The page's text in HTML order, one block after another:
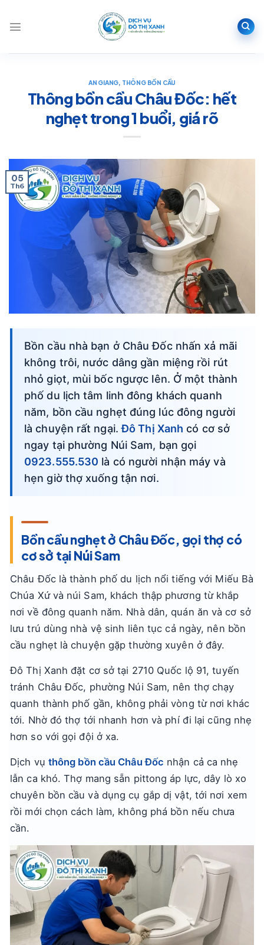
nội
AN GIANG, THÔNG BỒN CẦU
Thông bồn cầu Châu Đốc: hết
nghẹt trong 1 buổi, giá rõ
05
Th6
Bồn cầu nhà bạn ở Châu Đốc nhấn xả mãi
không trôi, nước dâng gần miệng rồi rút
nhỏ giọt, mùi bốc ngược lên. Ở một thành
phố du lịch tâm linh đông khách quanh
năm, bồn cầu nghẹt đúng lúc đông người
là chuyện rất ngại.Đô Thị Xanh có cơ sở
ngay tại phường Núi Sam, bạn gọi
0923.555.530 là có người nhận máy và
hẹn giờ thợ xuống tận nơi.
Bồn cầu nghẹt ở Châu Đốc, gọi thợ có
cơ sở tại Núi Sam
Châu Đốc là thành phố du lịch nổi tiếng với Miếu Bà
Chúa Xứ và núi Sam, khách thập phương từ khắp
nơi về đông quanh năm. Nhà dân, quán ăn và cơ sở
lưu trú dùng nhà vệ sinh liên tục cả ngày, nên bồn
cầu nghẹt là chuyện gặp thường xuyên ở đây.
Đô Thị Xanh đặt cơ sở tại 2710 Quốc lộ 91, tuyến
tránh Châu Đốc, phường Núi Sam, nên thợ chạy
quanh thành phố gần, không phải vòng từ nơi khác
tới. Nhờ đó thợ tới nhanh hơn và phí đi lại cũng nhẹ
hơn so với gọi đội ở xa.
Dịch vụ thông bồn cầu Châu Đốc nhận cả ca nhẹ
lẫn ca khó. Thợ mang sẵn pittong áp lực, dây lò xo
chuyên bồn cầu và dụng cụ gắp dị vật, tới nơi xem
rồi mới chọn cách làm, không phá bồn nếu chưa
cần.